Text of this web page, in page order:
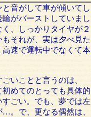
音がして車が傾いてし
がバーストしていまし
、しっかりタイヤが２
それが、実は夕べ見た
速で運転中でなくて本
いことと言うのは、
初めてのとっても具体的
ごい。でも、夢では左
。で、更なる偶然は、